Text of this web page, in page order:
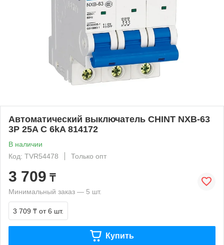
Автоматический выключатель CHINT NXB-63
3P 25A C 6kA 814172
В наличии
Код: TVR54478
Только опт
3 709 ₸
Минимальный заказ — 5 шт.
3 709 ₸ от 6 шт.
Купить